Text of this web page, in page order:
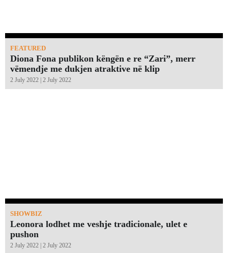
FEATURED
Diona Fona publikon këngën e re “Zari”, merr
vëmendje me dukjen atraktive në klip
2 July 2022 | 2 July 2022
SHOWBIZ
Leonora lodhet me veshje tradicionale, ulet e
pushon
2 July 2022 | 2 July 2022